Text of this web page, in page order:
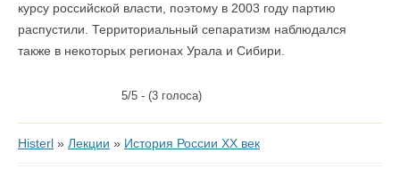
курсу российской власти, поэтому в 2003 году партию
распустили. Территориальный сепаратизм наблюдался
также в некоторых регионах Урала и Сибири.
5/5 - (3 голоса)
Histerl » Лекции » История России XX век